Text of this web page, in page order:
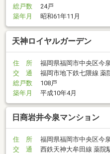
総戸数
24戸
築年月
昭和61年11月
天神ロイヤルガーデン
住 所
福岡県福岡市中央区今
交 通
福岡市地下鉄七隈線 薬
総戸数
108戸
築年月
平成10年4月
日商岩井今泉マンション
住 所
福岡県福岡市中央区今
交 通
西鉄天神大牟田線 薬院